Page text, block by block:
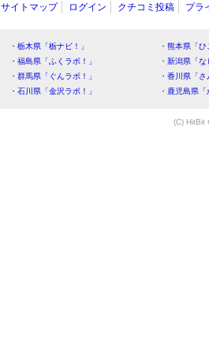
サイトマップ ログイン クチコミ投稿 プラ
・栃木県「栃ナビ！」
・熊本県「
・福島県「ふくラボ！」
・新潟県「
・群馬県「ぐんラボ！」
・香川県「
・石川県「金沢ラボ！」
・鹿児島県
(C) HitBit